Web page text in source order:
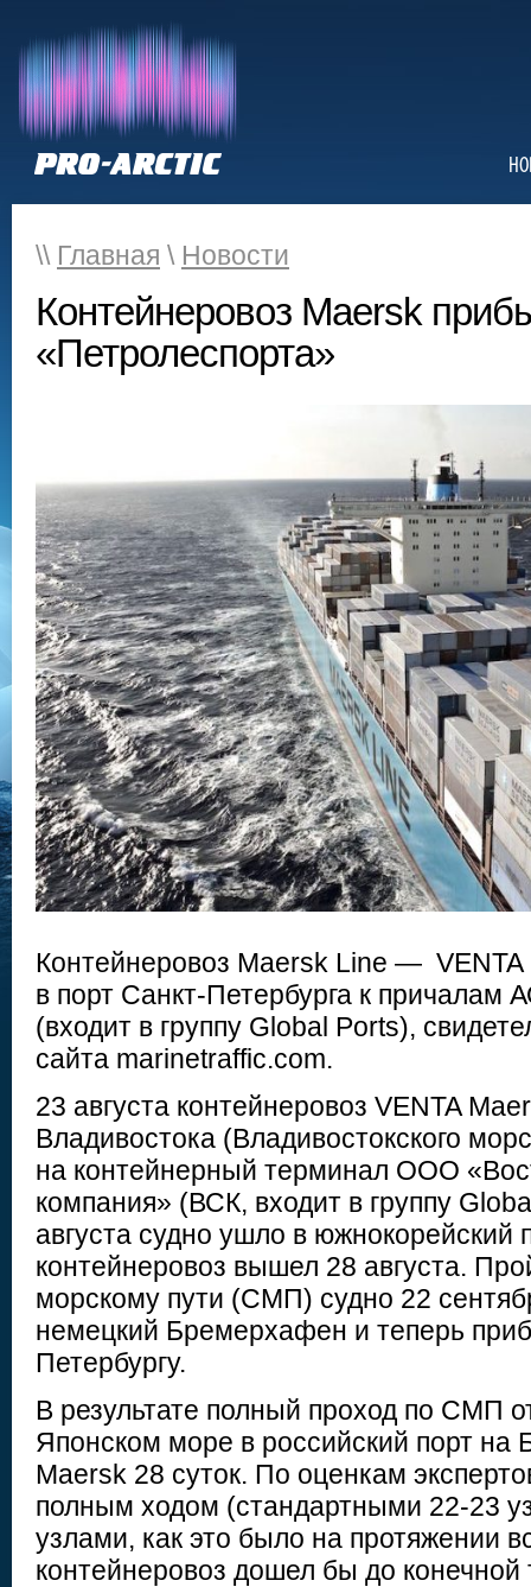
\\ Главная \ Новости
Контейнеровоз Maersk
«Петролеспорта»
Контейнеровоз Maersk Line —
в порт Санкт-Петербурга к причалам
(входит в группу Global Ports),
сайта marinetraffic.com.
23 августа контейнеровоз VENTA
Владивостока (Владивостокского
на контейнерный терминал ООО
компания» (ВСК, входит в группу
августа судно ушло в
контейнеровоз вышел 28 августа.
морскому пути (СМП) судно 22
немецкий Бремерхафен и теперь
Петербургу.
В результате полный проход по СМП
Японском море в российский порт на
Maersk 28 суток. По оценкам
полным ходом (стандартными 22-23
узлами, как это было на протяжении
контейнеровоз дошел бы до конечной